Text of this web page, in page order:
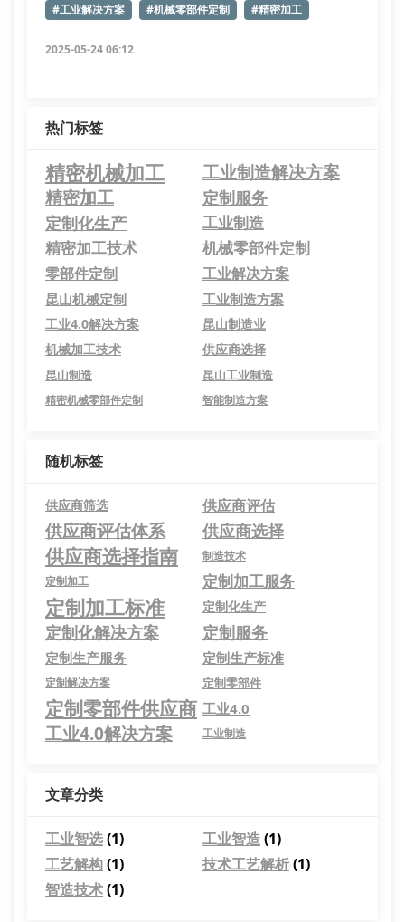
#工业解决方案 #机械零部件定制 #精密加工
2025-05-24 06:12
热门标签
精密机械加工
工业制造解决方案
精密加工
定制服务
定制化生产
工业制造
精密加工技术
机械零部件定制
零部件定制 工业解决方案
昆山机械定制 工业制造方案
工业4.0解决方案
昆山制造业
机械加工技术
供应商选择
昆山制造 昆山工业制造
精密机械零部件定制 智能制造方案
随机标签
供应商筛选 供应商评估
供应商评估体系 供应商选择
供应商选择指南
制造技术
定制加工
定制加工服务
定制加工标准 定制化生产
定制化解决方案 定制服务
定制生产服务 定制生产标准
定制解决方案 定制零部件
定制零部件供应商 工业4.0
工业4.0解决方案 工业制造
文章分类
工业智选(1) 工业智造(1)
工艺解构(1) 技术工艺解析(1)
智造技术(1)